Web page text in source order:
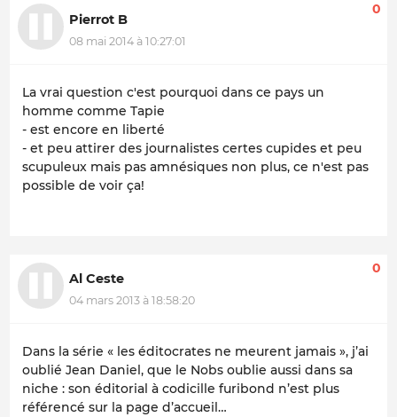
Pierrot B
08 mai 2014 à 10:27:01
0
La vrai question c'est pourquoi dans ce pays un
homme comme Tapie
- est encore en liberté
- et peu attirer des journalistes certes cupides et peu
scupuleux mais pas amnésiques non plus, ce n'est pas
possible de voir ça!
Al Ceste
04 mars 2013 à 18:58:20
0
Dans la série « les éditocrates ne meurent jamais », j’ai
oublié Jean Daniel, que le Nobs oublie aussi dans sa
niche : son éditorial à codicille furibond n’est plus
référencé sur la page d’accueil…